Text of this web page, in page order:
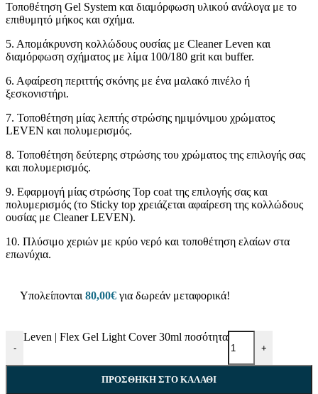
Τοποθέτηση Gel System και διαμόρφωση υλικού ανάλογα με το
επιθυμητό μήκος και σχήμα.
5. Απομάκρυνση κολλώδους ουσίας με Cleaner Leven και
διαμόρφωση σχήματος με λίμα 100/180 grit και buffer.
6. Αφαίρεση περιττής σκόνης με ένα μαλακό πινέλο ή
ξεσκονιστήρι.
7. Τοποθέτηση μίας λεπτής στρώσης ημιμόνιμου χρώματος
LEVEN και πολυμερισμός.
8. Τοποθέτηση δεύτερης στρώσης του χρώματος της επιλογής σας
και πολυμερισμός.
9. Εφαρμογή μίας στρώσης Top coat της επιλογής σας και
πολυμερισμός (το Sticky top χρειάζεται αφαίρεση της κολλώδους
ουσίας με Cleaner LEVEN).
10. Πλύσιμο χεριών με κρύο νερό και τοποθέτηση ελαίων στα
επωνύχια.
Υπολείπονται 80,00€ για δωρεάν μεταφορικά!
-
Leven | Flex Gel Light Cover 30ml ποσότητα
+
ΠΡΟΣΘΗΚΗ ΣΤΟ ΚΑΛΑΘΙ